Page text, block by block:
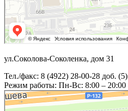
ул.Соколова-Соколенка, дом 31
Тел./факс: 8 (4922) 28-00-28 доб. (5)
Режим работы: Пн-Вс: 8:00 – 20:00